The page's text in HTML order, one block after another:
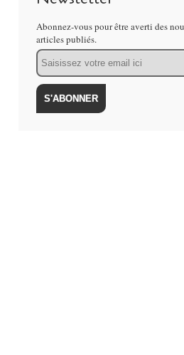
Abonnez-vous pour être averti des
articles publiés.
Email